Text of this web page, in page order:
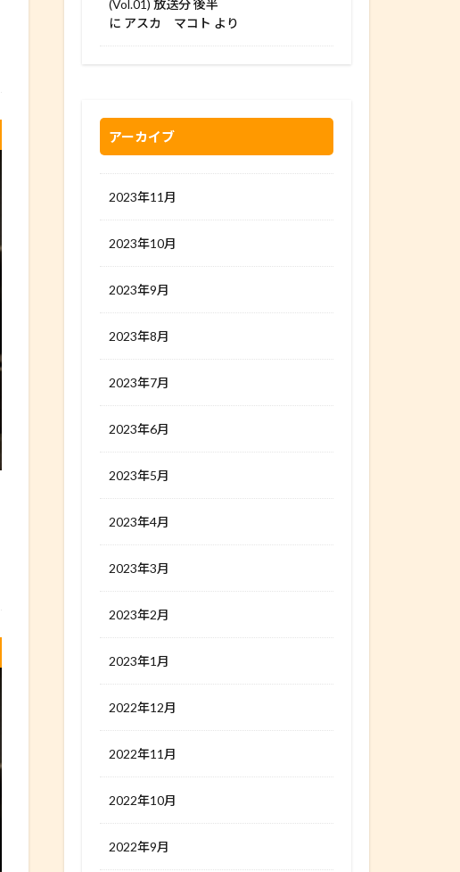
(Vol.01) 放送分 後半
に アスカ マコト より
アーカイブ
2023年11月
2023年10月
2023年9月
2023年8月
2023年7月
2023年6月
2023年5月
2023年4月
2023年3月
2023年2月
2023年1月
2022年12月
2022年11月
2022年10月
2022年9月